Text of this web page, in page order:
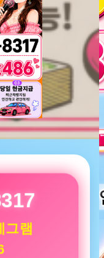
그램